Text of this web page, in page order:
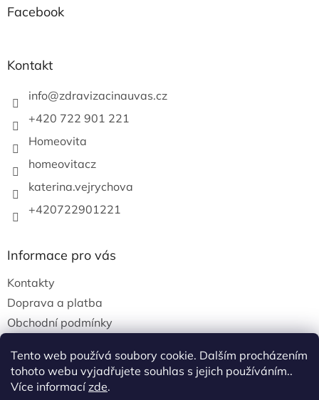
Tento web používá soubory cookie. Dalším procházením
tohoto webu vyjadřujete souhlas s jejich používáním..
Více informacízde.
Facebook
Kontakt
info@zdravizacinauvas.cz
+420 722 901 221
Homeovita
homeovitacz
katerina.vejrychova
+420722901221
Informace pro vás
Kontakty
Doprava a platba
Obchodní podmínky